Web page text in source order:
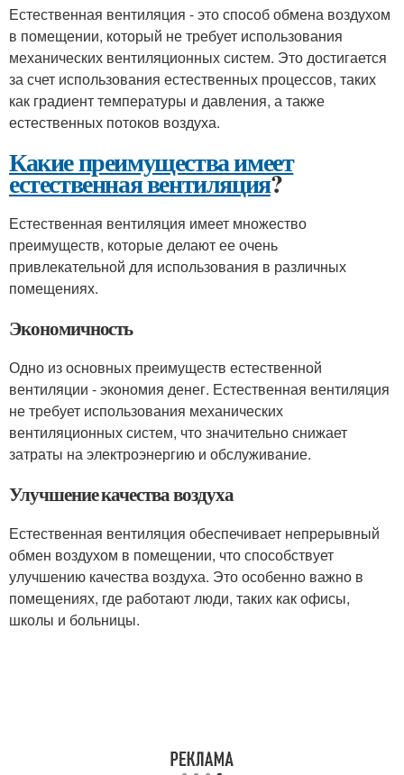
Естественная вентиляция - это способ обмена воздухом
в помещении, который не требует использования
механических вентиляционных систем. Это достигается
за счет использования естественных процессов, таких
как градиент температуры и давления, а также
естественных потоков воздуха.
Какие преимущества имеет
естественная вентиляция?
Естественная вентиляция имеет множество
преимуществ, которые делают ее очень
привлекательной для использования в различных
помещениях.
Экономичность
Одно из основных преимуществ естественной
вентиляции - экономия денег. Естественная вентиляция
не требует использования механических
вентиляционных систем, что значительно снижает
затраты на электроэнергию и обслуживание.
Улучшение качества воздуха
Естественная вентиляция обеспечивает непрерывный
обмен воздухом в помещении, что способствует
улучшению качества воздуха. Это особенно важно в
помещениях, где работают люди, таких как офисы,
школы и больницы.